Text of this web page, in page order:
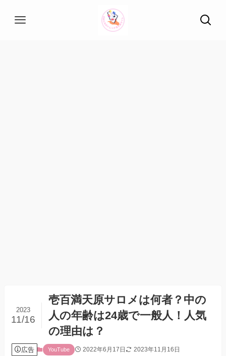
壱百満天原サロメは何者？中の
人の年齢は24歳で一般人！人気
の理由は？
2023
11/16
広告 YouTube 2022年6月17日 2023年11月16日